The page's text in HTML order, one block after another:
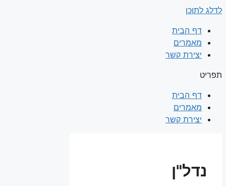
לדלג לתוכן
דף הבית
מאמרים
יצירת קשר
תפריט
דף הבית
מאמרים
יצירת קשר
נדל"ן